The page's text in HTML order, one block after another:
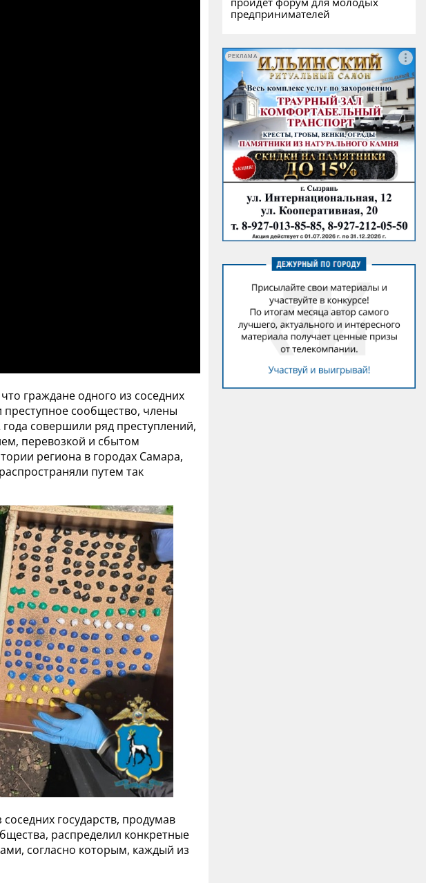
граждане одного из соседних
преступное сообщество, члены
совершили ряд преступлений,
перевозкой и сбытом
региона в городах Самара,
путем так
государств, продумав
распределил конкретные
согласно которым, каждый из
предпринимателей
РЕКЛАМА